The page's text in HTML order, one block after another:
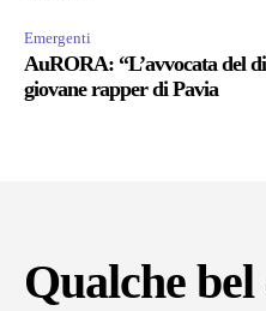
Emergenti
AuRORA: “L’avvocata del
giovane rapper di Pavia
Qualche